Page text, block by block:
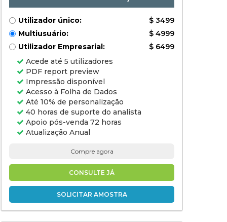
Utilizador único:
$ 3499
Multiusuário:
$ 4999
Utilizador Empresarial:
$ 6499
Acede até 5 utilizadores
PDF report preview
Impressão disponível
Acesso à Folha de Dados
Até 10% de personalização
40 horas de suporte do analista
Apoio pós-venda 72 horas
Atualização Anual
Compre agora
CONSULTE JÁ
SOLICITAR AMOSTRA